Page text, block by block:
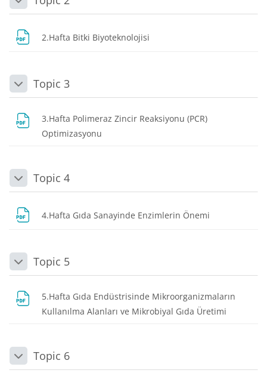
Daralt
2.Hafta Bitki Biyoteknolojisi
DaraltTopic 3
3.Hafta Polimeraz Zincir Reaksiyonu (PCR)
Optimizasyonu
DaraltTopic 4
4.Hafta Gıda Sanayinde Enzimlerin Önemi
DaraltTopic 5
5.Hafta Gıda Endüstrisinde Mikroorganizmaların
Kullanılma Alanları ve Mikrobiyal Gıda Üretimi
DaraltTopic 6